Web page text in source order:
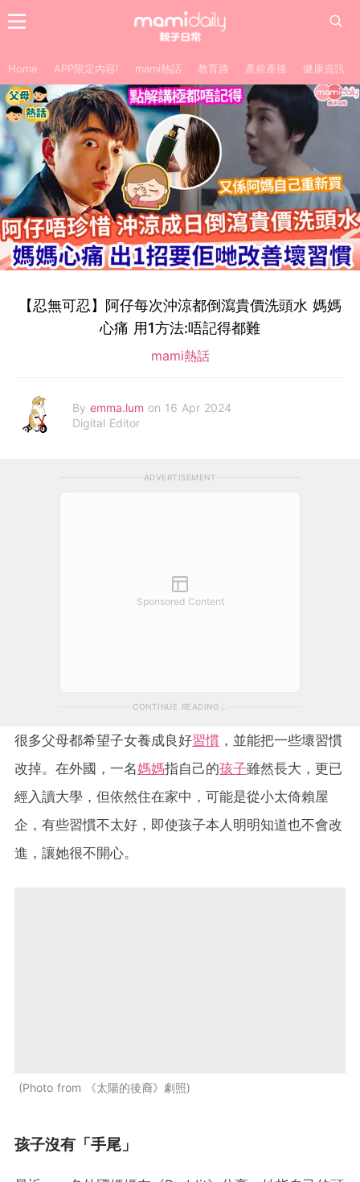
Home APP限定內容! mami熱話 教育路 產前產後 健康資訊
【忍無可忍】阿仔每次沖涼都倒瀉貴價洗頭水 媽媽
心痛 用1方法:唔記得都難
mami熱話
By emma.lum on 16 Apr 2024
Digital Editor
ADVERTISEMENT
Sponsored Content
CONTINUE READING
很多父母都希望子女養成良好習慣 ，並能把一些壞習慣
改掉。在外國，一名媽媽指自己的孩子雖然長大，更已
經入讀大學，但依然住在家中，可能是從小太倚賴屋
企，有些習慣不太好，即使孩子本人明明知道也不會改
進，讓她很不開心。
Photo from 《太陽的後裔》劇照
孩子沒有「手尾」